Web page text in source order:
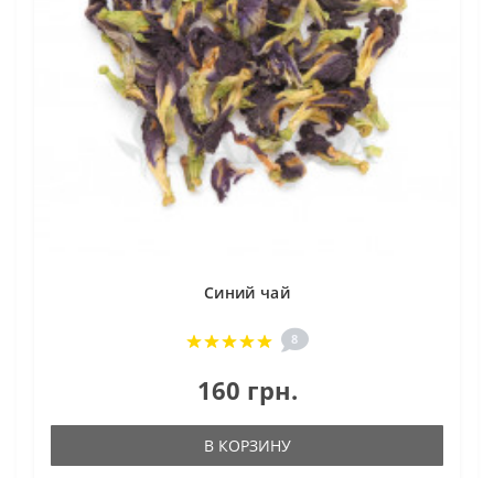
Синий чай
8
160 грн.
В КОРЗИНУ